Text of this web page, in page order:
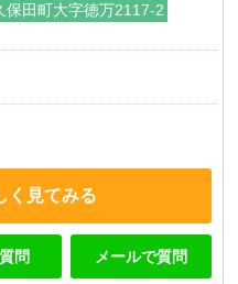
保田町大字徳万2117-2
く見てみる
問 メールで質問